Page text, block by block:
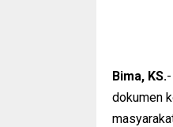
Bima, KS.
dokumen